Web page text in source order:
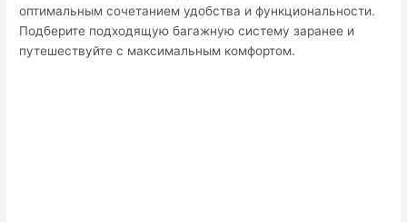
оптимальным сочетанием удобства и функциональности.
Подберите подходящую багажную систему заранее и
путешествуйте с максимальным комфортом.